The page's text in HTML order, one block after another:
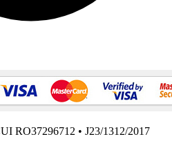
RO37296712 • J23/1312/2017